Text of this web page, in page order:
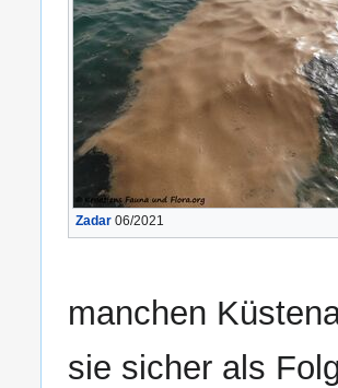
Zadar 06/2021
manchen
sie sicher als